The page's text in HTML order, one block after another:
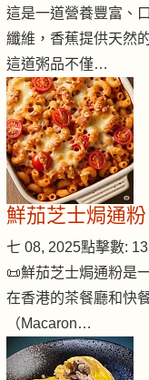
這是一道營養豐富、
纖維，香蕉提供天然
這道粥品不僅…
鮮茄芝士焗通粉
七 08, 2025點擊數:
📜鮮茄芝士焗通粉是
在香港的茶餐廳和快
（Macaron…